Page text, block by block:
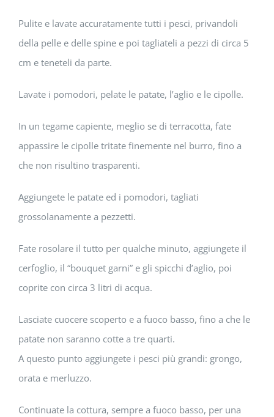
Pulite e lavate accuratamente tutti i pesci, privandoli
della pelle e delle spine e poi tagliateli a pezzi di circa 5
cm e teneteli da parte.
Lavate i pomodori, pelate le patate, l’aglio e le cipolle.
In un tegame capiente, meglio se di terracotta, fate
appassire le cipolle tritate finemente nel burro, fino a
che non risultino trasparenti.
Aggiungete le patate ed i pomodori, tagliati
grossolanamente a pezzetti.
Fate rosolare il tutto per qualche minuto, aggiungete il
cerfoglio, il “bouquet garni” e gli spicchi d’aglio, poi
coprite con circa 3 litri di acqua.
Lasciate cuocere scoperto e a fuoco basso, fino a che le
patate non saranno cotte a tre quarti.
A questo punto aggiungete i pesci più grandi: grongo,
orata e merluzzo.
Continuate la cottura, sempre a fuoco basso, per una